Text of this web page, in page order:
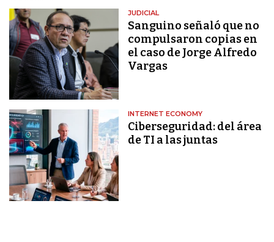
JUDICIAL
Sanguino señaló que no
compulsaron copias en
el caso de Jorge Alfredo
Vargas
INTERNET ECONOMY
Ciberseguridad: del área
de TI a las juntas